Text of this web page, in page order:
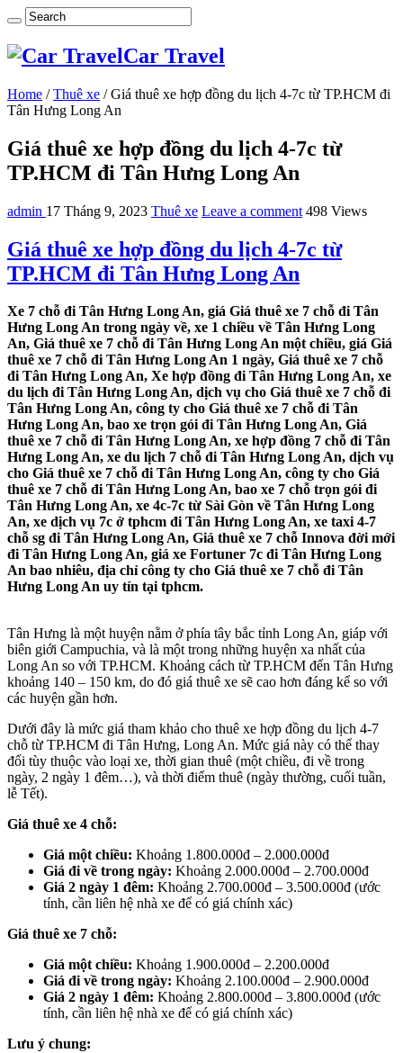
Car Travel
Home / Thuê xe / Giá thuê xe hợp đồng du lịch 4-7c từ TP.HCM đi
Tân Hưng Long An
Giá thuê xe hợp đồng du lịch 4-7c từ
TP.HCM đi Tân Hưng Long An
admin 17 Tháng 9, 2023 Thuê xe Leave a comment 498 Views
Giá thuê xe hợp đồng du lịch 4-7c từ
TP.HCM đi Tân Hưng Long An
Xe 7 chỗ đi Tân Hưng Long An, giá Giá thuê xe 7 chỗ đi Tân
Hưng Long An trong ngày về, xe 1 chiều về Tân Hưng Long
An, Giá thuê xe 7 chỗ đi Tân Hưng Long An một chiều, giá Giá
thuê xe 7 chỗ đi Tân Hưng Long An 1 ngày, Giá thuê xe 7 chỗ
đi Tân Hưng Long An, Xe hợp đồng đi Tân Hưng Long An, xe
du lịch đi Tân Hưng Long An, dịch vụ cho Giá thuê xe 7 chỗ đi
Tân Hưng Long An, công ty cho Giá thuê xe 7 chỗ đi Tân
Hưng Long An, bao xe trọn gói đi Tân Hưng Long An, Giá
thuê xe 7 chỗ đi Tân Hưng Long An, xe hợp đồng 7 chỗ đi Tân
Hưng Long An, xe du lịch 7 chỗ đi Tân Hưng Long An, dịch vụ
cho Giá thuê xe 7 chỗ đi Tân Hưng Long An, công ty cho Giá
thuê xe 7 chỗ đi Tân Hưng Long An, bao xe 7 chỗ trọn gói đi
Tân Hưng Long An, xe 4c-7c từ Sài Gòn về Tân Hưng Long
An, xe dịch vụ 7c ở tphcm đi Tân Hưng Long An, xe taxi 4-7
chỗ sg đi Tân Hưng Long An, Giá thuê xe 7 chỗ Innova đời mới
đi Tân Hưng Long An, giá xe Fortuner 7c đi Tân Hưng Long
An bao nhiêu, địa chỉ công ty cho Giá thuê xe 7 chỗ đi Tân
Hưng Long An uy tín tại tphcm.
Tân Hưng là một huyện nằm ở phía tây bắc tỉnh Long An, giáp với
biên giới Campuchia, và là một trong những huyện xa nhất của
Long An so với TP.HCM. Khoảng cách từ TP.HCM đến Tân Hưng
khoảng 140 – 150 km, do đó giá thuê xe sẽ cao hơn đáng kể so với
các huyện gần hơn.
Dưới đây là mức giá tham khảo cho thuê xe hợp đồng du lịch 4-7
chỗ từ TP.HCM đi Tân Hưng, Long An. Mức giá này có thể thay
đổi tùy thuộc vào loại xe, thời gian thuê (một chiều, đi về trong
ngày, 2 ngày 1 đêm…), và thời điểm thuê (ngày thường, cuối tuần,
lễ Tết).
Giá thuê xe 4 chỗ:
Giá một chiều: Khoảng 1.800.000đ – 2.000.000đ
Giá đi về trong ngày: Khoảng 2.000.000đ – 2.700.000đ
Giá 2 ngày 1 đêm: Khoảng 2.700.000đ – 3.500.000đ (ước
tính, cần liên hệ nhà xe để có giá chính xác)
Giá thuê xe 7 chỗ:
Giá một chiều: Khoảng 1.900.000đ – 2.200.000đ
Giá đi về trong ngày: Khoảng 2.100.000đ – 2.900.000đ
Giá 2 ngày 1 đêm: Khoảng 2.800.000đ – 3.800.000đ (ước
tính, cần liên hệ nhà xe để có giá chính xác)
Lưu ý chung: